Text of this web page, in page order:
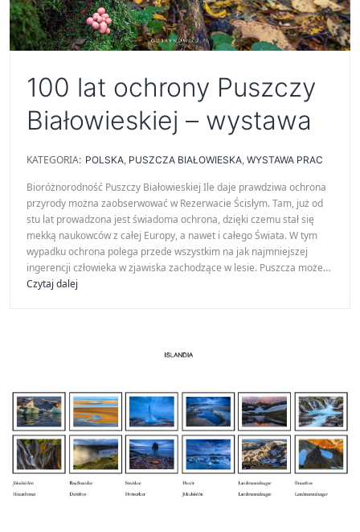
100 lat ochrony Puszczy
Białowieskiej – wystawa
KATEGORIA: POLSKA PUSZCZA BIAŁOWIESKA WYSTAWA PRAC
Bioróżnorodność Puszczy Białowieskiej Ile daje prawdziwa ochrona
przyrody można zaobserwować w Rezerwacie Ścisłym. Tam, już od
stu lat prowadzona jest świadoma ochrona, dzięki czemu stał się
mekką naukowców z całej Europy, a nawet i całego Świata. W tym
wypadku ochrona polega przede wszystkim na jak najmniejszej
ingerencji człowieka w zjawiska zachodzące w lesie. Puszcza może…
Czytaj dalej